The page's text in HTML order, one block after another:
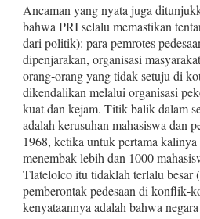
Ancaman yang nyata juga
bahwa PRI selalu memastikan
dari politik): para pemrotes
dipenjarakan, organisasi
orang‑orang yang tidak setuju di
dikendalikan melalui organisasi
kuat dan kejam. Titik balik dalam
adalah kerusuhan mahasiswa dan
1968, ketika untuk pertama
menembak lebih dan 1000
Tlatelolco itu tidaklah terlalu besar
pemberontak pedesaan di
kenyataannya adalah bah­wa